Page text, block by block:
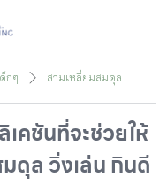
ก ๆ สามเหลี่ยมสมดุล
คชันที่จะช่วยให้
ดุล วิ่งเล่น กินดี